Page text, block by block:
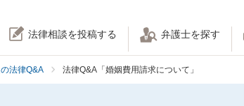
法律相談を投稿する 弁護士を探す
法律Q&A 法律Q&A「婚姻費用請求について」